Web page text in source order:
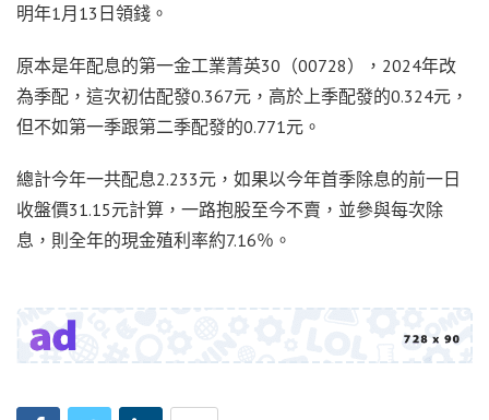
明年1月13日領錢。
原本是年配息的第一金工業菁英30（00728），2024年改
為季配，這次初估配發0.367元，高於上季配發的0.324元，
但不如第一季跟第二季配發的0.771元。
總計今年一共配息2.233元，如果以今年首季除息的前一日
收盤價31.15元計算，一路抱股至今不賣，並參與每次除
息，則全年的現金殖利率約7.16％。